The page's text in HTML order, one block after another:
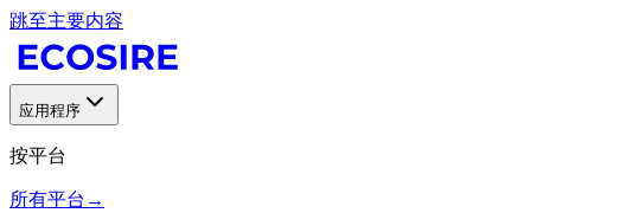
跳至主要内容
应用程序
按平台
所有平台 →